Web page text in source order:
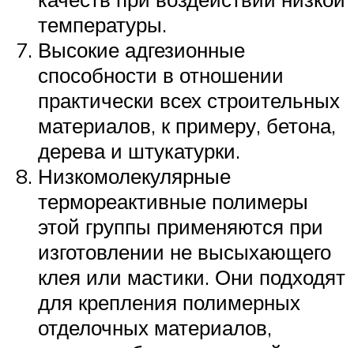
температуры.
Высокие адгезионные
способности в отношении
практически всех строительных
материалов, к примеру, бетона,
дерева и штукатурки.
Низкомолекулярные
термореактивные полимеры
этой группы применяются при
изготовлении не высыхающего
клея или мастики. Они подходят
для крепления полимерных
отделочных материалов,